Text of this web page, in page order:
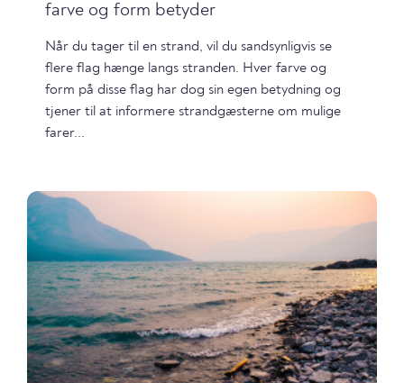
farve og form betyder
Når du tager til en strand, vil du sandsynligvis se
flere flag hænge langs stranden. Hver farve og
form på disse flag har dog sin egen betydning og
tjener til at informere strandgæsterne om mulige
farer...